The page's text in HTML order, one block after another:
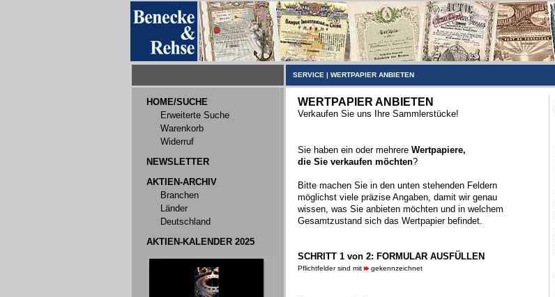
SERVICE | WERTPAPIER ANBIETEN
HOME/SUCHE
Erweiterte Suche
Warenkorb
Widerruf
NEWSLETTER
AKTIEN-ARCHIV
Branchen
Länder
Deutschland
AKTIEN-KALENDER 2025
WERTPAPIER ANBIETEN
Verkaufen Sie uns Ihre Sammlerstücke!
Sie haben ein oder mehrere Wertpapiere,
die Sie verkaufen möchten?
Bitte machen Sie in den unten stehenden Feldern
möglichst viele präzise Angaben, damit wir genau
wissen, was Sie anbieten möchten und in welchem
Gesamtzustand sich das Wertpapier befindet.
SCHRITT 1 von 2: FORMULAR AUSFÜLLEN
Pflichtfelder sind mit gekennzeichnet